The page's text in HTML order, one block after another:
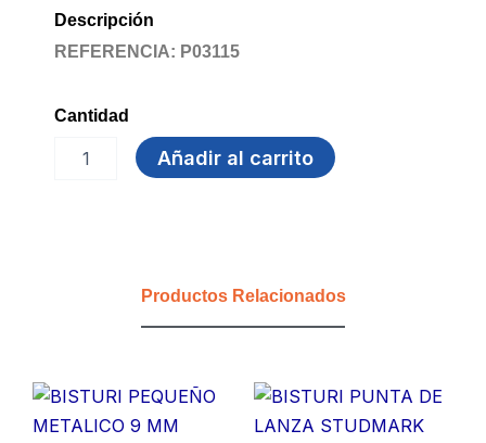
Descripción
REFERENCIA: P03115
Cantidad
MICROPUNTA
FABER
Añadir al carrito
Productos Relacionados